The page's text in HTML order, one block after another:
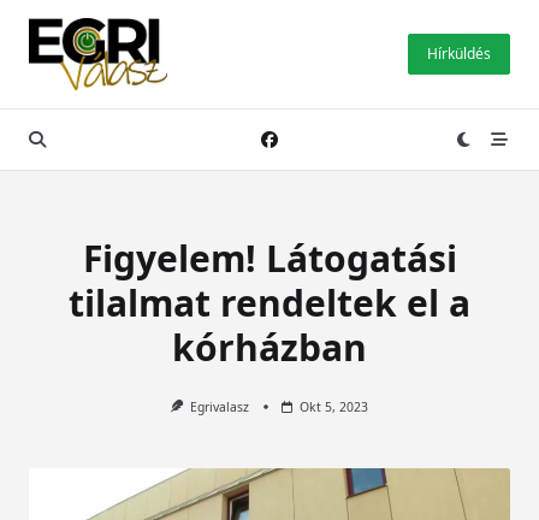
Skip
content
Hírküldés
Figyelem! Látogatási
tilalmat rendeltek el a
kórházban
Egrivalasz Okt 5, 2023